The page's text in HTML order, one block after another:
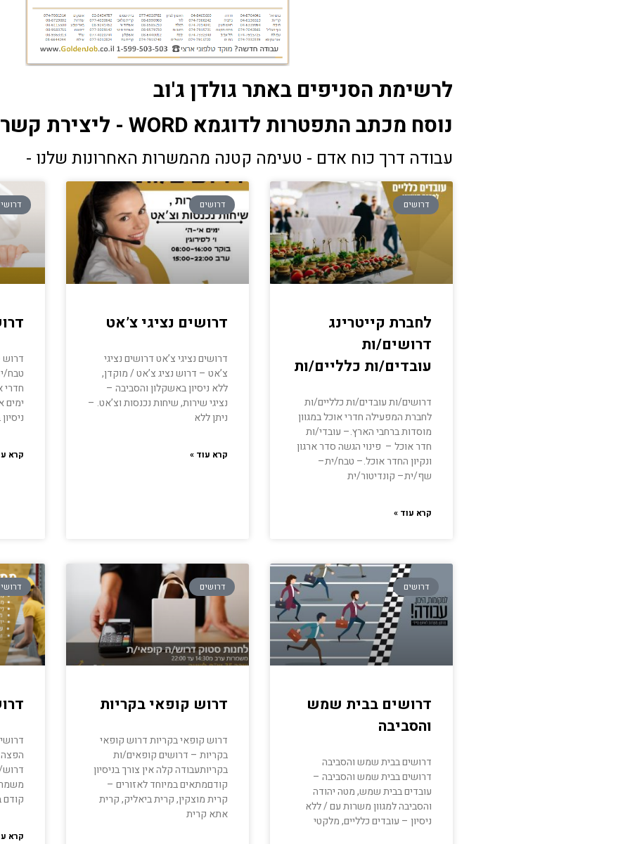
לרשימת הסניפים באתר גולדן ג'וב
נוסח מכתב התפטרות לדוגמא WORD - ליצירת קשר בפנייה מהירה
עבודה דרך כוח אדם - טעימה קטנה מהמשרות האחרונות שלנו -
דרושים
לחברת קייטרינג
דרושים/ות
עובדים/ות כלליים/ות
דרושים/ות עובדים/ות כלליים/ות
לחברת המפעילה חדרי אוכל במגוון
מוסדות ברחבי הארץ.– עובדי/ות
חדר אוכל – פינוי הגשה סדר ארגון
ונקיון החדר אוכל.– טבח/ית–
שף/ית– קונדיטור/ית
קרא עוד »
דרושים
דרושים נציגי צ’אט
דרושים נציגי צ’אט דרושים נציגי
צ’אט – דרוש נציג צ’אט / מוקדן,
ללא ניסיון באשקלון והסביבה –
נציגי שירות, שיחות נכנסות וצ’אט. –
ניתן ללא
קרא עוד »
טבח/
חדרי
קרא
דרושים
דרושים בבית שמש
והסביבה
דרושים בבית שמש והסביבה
דרושים בבית שמש והסביבה –
עובדים בבית שמש, מטה יהודה
והסביבה למגוון משרות עם / ללא
ניסיון – עובדים כלליים, מלקטי
דרושים
דרוש קופאי בקריות
דרוש קופאי בקריות דרוש קופאי
בקריות – דרושים קופאים/ות
בקריותעבודה קלה אין צורך בניסיון
קודםמתאים במיוחד לאזורים –
קרית מוצקין, קרית ביאליק, קרית
אתא קרית
הפצה
קודם
קרא